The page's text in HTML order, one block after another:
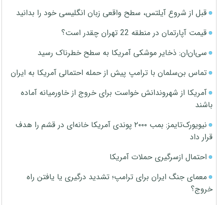
قبل از شروع آیلتس، سطح واقعی زبان انگلیسی خود را بدانید
قیمت آپارتمان در منطقه 22 تهران چقدر است؟
سی‌ان‌ان: ذخایر موشکی آمریکا به سطح خطرناک رسید
تماس بن‌سلمان با ترامپ پیش از حمله احتمالی آمریکا به ایران
آمریکا از شهروندانش خواست برای خروج از خاورمیانه آماده
باشند
نیویورک‌تایمز: بمب ۲۰۰۰ پوندی آمریکا خانه‌ای در قشم را هدف
قرار داد
احتمال ازسرگیری حملات آمریکا
معمای جنگ ایران برای ترامپ؛ تشدید درگیری یا یافتن راه
خروج؟